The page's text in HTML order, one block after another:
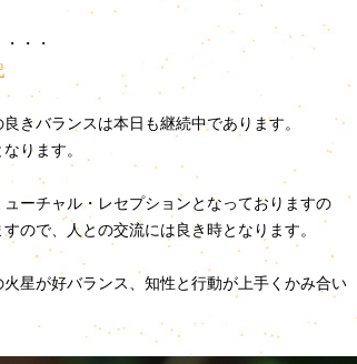
・・
きバランスは本日も継続中であります。
ります。
ーチャル・レセプションとなっておりますの
ので、人との交流には良き時となります。
星が好バランス、知性と行動が上手くかみ合い